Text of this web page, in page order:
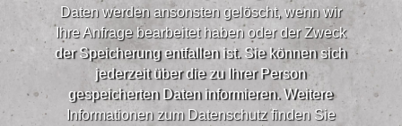
Daten werden ansonsten gelöscht, wenn wir
Ihre Anfrage bearbeitet haben oder der Zweck
der Speicherung entfallen ist. Sie können sich
jederzeit über die zu Ihrer Person
gespeicherten Daten informieren. Weitere
Informationen zum Datenschutz finden Sie